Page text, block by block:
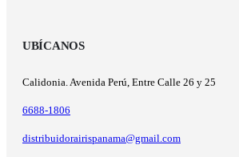
UBÍCANOS
Calidonia. Avenida Perú, Entre Calle 26 y 25
6688-1806
distribuidorairispanama@gmail.com